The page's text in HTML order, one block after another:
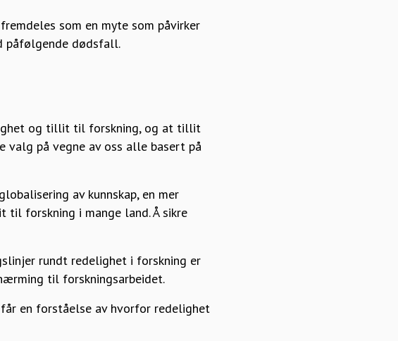
som en myte som påvirker
påfølgende dødsfall.
og tillit til forskning, og at tillit
på vegne av oss alle basert på
av kunnskap, en mer
forskning i mange land. Å sikre
rundt redelighet i forskning er
til forsknings­arbeidet.
en forståelse av hvorfor redelighet